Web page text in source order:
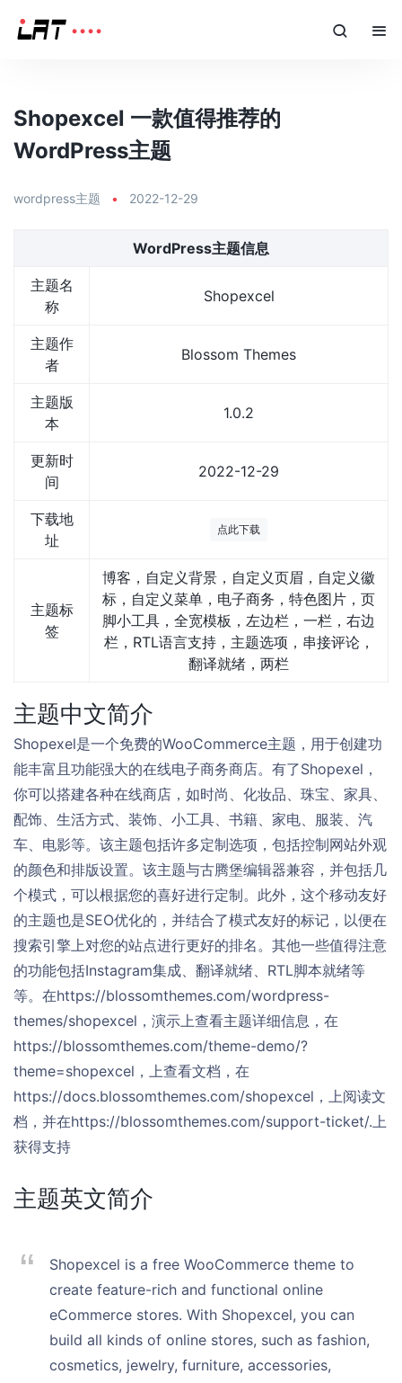
Shopexcel 一款值得推荐的
WordPress主题
wordpress主题 • 2022-12-29
WordPress主题信息
主题名
称
Shopexcel
主题作
者
Blossom Themes
主题版
本
1.0.2
更新时
间
2022-12-29
下载地
址
点此下载
主题标
签
博客，自定义背景，自定义页眉，自定义徽
标，自定义菜单，电子商务，特色图片，页
脚小工具，全宽模板，左边栏，一栏，右边
栏，RTL语言支持，主题选项，串接评论，
翻译就绪，两栏
主题中文简介
Shopexel是一个免费的WooCommerce主题，用于创建功
能丰富且功能强大的在线电子商务商店。有了Shopexel，
你可以搭建各种在线商店，如时尚、化妆品、珠宝、家具、
配饰、生活方式、装饰、小工具、书籍、家电、服装、汽
车、电影等。该主题包括许多定制选项，包括控制网站外观
的颜色和排版设置。该主题与古腾堡编辑器兼容，并包括几
个模式，可以根据您的喜好进行定制。此外，这个移动友好
的主题也是SEO优化的，并结合了模式友好的标记，以便在
搜索引擎上对您的站点进行更好的排名。其他一些值得注意
的功能包括Instagram集成、翻译就绪、RTL脚本就绪等
等。在https://blossomthemes.com/wordpress-
themes/shopexcel，演示上查看主题详细信息，在
https://blossomthemes.com/theme-demo/?
theme=shopexcel，上查看文档，在
https://docs.blossomthemes.com/shopexcel，上阅读文
档，并在https://blossomthemes.com/support-ticket/.上
获得支持
主题英文简介
Shopexcel is a free WooCommerce theme to
create feature-rich and functional online
eCommerce stores. With Shopexcel, you can
build all kinds of online stores, such as fashion,
cosmetics, jewelry, furniture, accessories,